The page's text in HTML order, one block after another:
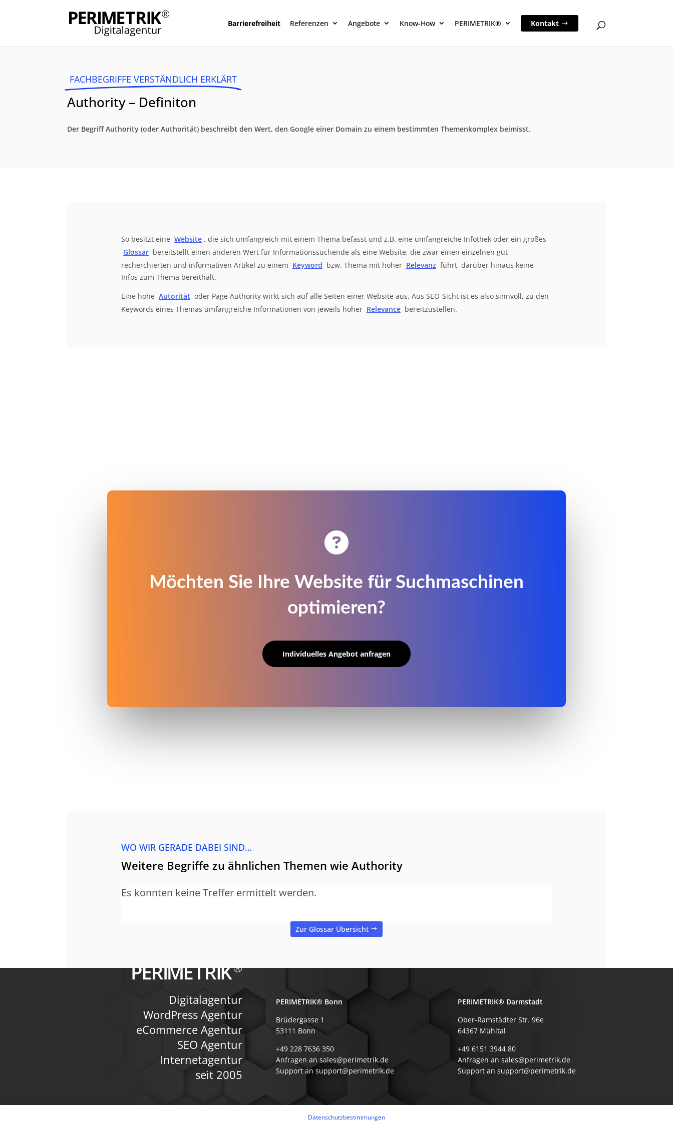
Barrierefreiheit Referenzen Angebote Know-How PERIMETRIK® Kontakt
FACHBEGRIFFE VERSTÄNDLICH ERKLÄRT
Authority – Definiton
Der Begriff Authority (oder Authorität) beschreibt den Wert, den Google einer Domain zu einem bestimmten Themenkomplex beimisst.
So besitzt eine Website , die sich umfangreich mit einem Thema befasst und z.B. eine umfangreiche Infothek oder ein großes
Glossar bereitstellt einen anderen Wert für Informationssuchende als eine Website, die zwar einen einzelnen gut
recherchierten und informativen Artikel zu einem Keyword bzw. Thema mit hoher Relevanz führt, darüber hinaus keine
Infos zum Thema bereithält.
Eine hohe Autorität oder Page Authority wirkt sich auf alle Seiten einer Website aus. Aus SEO-Sicht ist es also sinnvoll, zu den
Keywords eines Themas umfangreiche Informationen von jeweils hoher Relevance bereitzustellen.

Möchten Sie Ihre Website für Suchmaschinen
optimieren?
Individuelles Angebot anfragen
WO WIR GERADE DABEI SIND…
Weitere Begriffe zu ähnlichen Themen wie Authority
Es konnten keine Treffer ermittelt werden.
Zur Glossar Übersicht
Digitalagentur
WordPress Agentur
eCommerce Agentur
SEO Agentur
Internetagentur
seit 2005
PERIMETRIK® Bonn
Brüdergasse 1
53111 Bonn
+49 228 7636 350
Anfragen an sales@perimetrik.de
Support an support@perimetrik.de
PERIMETRIK® Darmstadt
Ober-Ramstädter Str. 96e
64367 Mühltal
+49 6151 3944 80
Anfragen an sales@perimetrik.de
Support an support@perimetrik.de
Datenschutzbestimmungen